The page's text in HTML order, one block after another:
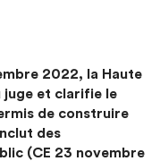
2022, la Haute
juge et clarifie le
de construire
des
(CE 23 novembre